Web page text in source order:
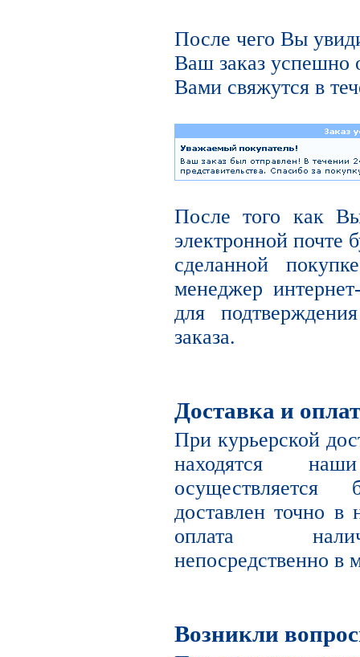
После чего Вы
Ваш заказ успешно
Вами свяжутся в
После того как
электронной почте
сделанной
менеджер
для
заказа.
Доставка и
При курьерской
находятся
осуществляется
доставлен точно в
оплата
непосредственно в
Возникли